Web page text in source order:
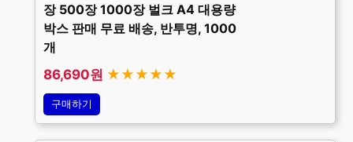
장 500장 1000장 벌크 A4 대용량
박스 판매 무료 배송, 반투명, 1000
개
86,690원 ★★★★★
구매하기